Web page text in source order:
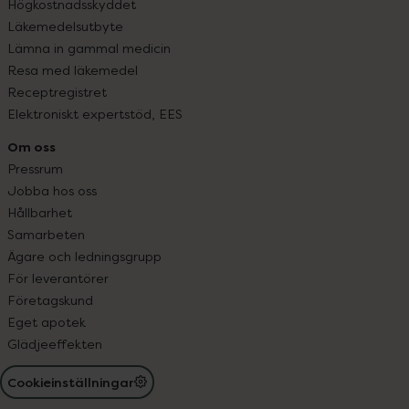
Högkostnadsskyddet
Läkemedelsutbyte
Lämna in gammal medicin
Resa med läkemedel
Receptregistret
Elektroniskt expertstöd, EES
Om oss
Pressrum
Jobba hos oss
Hållbarhet
Samarbeten
Ägare och ledningsgrupp
För leverantörer
Företagskund
Eget apotek
Glädjeeffekten
Cookieinställningar